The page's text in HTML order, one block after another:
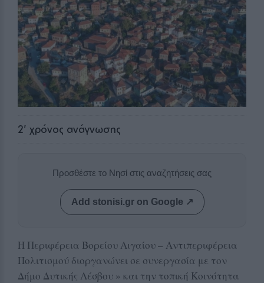
2' χρόνος ανάγνωσης
Προσθέστε το Νησί στις αναζητήσεις σας
Add stonisi.gr on Google ↗
Η Περιφέρεια Βορείου Αιγαίου – Αντιπεριφέρεια
Πολιτισμού διοργανώνει σε συνεργασία με τον
Δήμο Δυτικής Λέσβου » και την τοπική Κοινότητα